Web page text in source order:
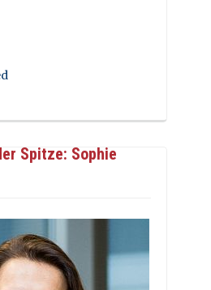
Spitze: Sophie